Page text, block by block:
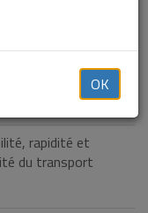
rapidité et
du transport
OK